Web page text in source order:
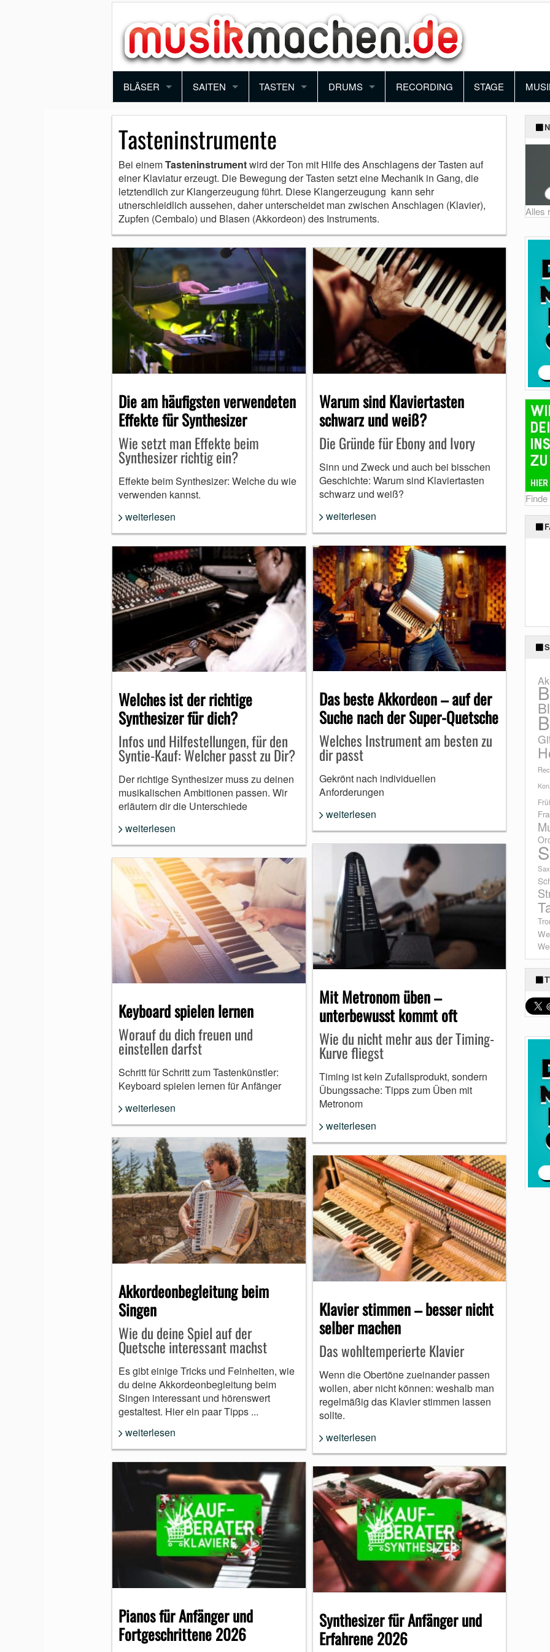
BLÄSER
TROMPETE
POSAUNE
SAXOPHON
KLARINETTE
QUERFLÖTE
BLOCKFLÖTE
MUNDHARMONIKA
SAITEN
VIOLINE
BRATSCHE
E-GITARRE
AKUSTIK GITARRE
E-BASS
HARFE
TASTEN
PIANO
KEYBOARD
SYNTHESIZER
AKKORDEON
DRUMS
SCHLAGZEUG
RECORDING STAGE
FUN
Tasteninstrumente
Bei einemTasteninstrumentwird der Ton mit Hilfe des Anschlagens der Tasten auf
einer Klaviatur erzeugt. Die Bewegung der Tasten setzt eine Mechanik in Gang, die
letztendlich zur Klangerzeugung führt. Diese Klangerzeugung kann sehr
utnerschleidlich aussehen, daher unterscheidet man zwischen Anschlagen (Klavier),
Zupfen (Cembalo) und Blasen (Akkordeon) des Instruments.
Die am häufigsten verwendeten
Effekte für Synthesizer
Wie setzt man Effekte beim
Synthesizer richtig ein?
Effekte beim Synthesizer: Welche du wie
verwenden kannst.
weiterlesen
Welches ist der richtige
Synthesizer für dich?
Infos und Hilfestellungen, für den
Syntie-Kauf: Welcher passt zu Dir?
Der richtige Synthesizer muss zu deinen
musikalischen Ambitionen passen. Wir
erläutern dir die Unterschiede
weiterlesen
Keyboard spielen lernen
Worauf du dich freuen und
einstellen darfst
Schritt für Schritt zum Tastenkünstler:
Keyboard spielen lernen für Anfänger
weiterlesen
Akkordeonbegleitung beim
Singen
Wie du deine Spiel auf der
Quetsche interessant machst
Es gibt einige Tricks und Feinheiten, wie
du deine Akkordeonbegleitung beim
Singen interessant und hörenswert
gestaltest. Hier ein paar Tipps ...
weiterlesen
Pianos für Anfänger und
Fortgeschrittene 2026
Warum sind Klaviertasten
schwarz und weiß?
Die Gründe für Ebony and Ivory
Sinn und Zweck und auch bei bisschen
Geschichte: Warum sind Klaviertasten
schwarz und weiß?
weiterlesen
Das beste Akkordeon – auf der
Suche nach der Super-Quetsche
Welches Instrument am besten zu
dir passt
Gekrönt nach individuellen
Anforderungen
weiterlesen
Mit Metronom üben –
unterbewusst kommt oft
Wie du nicht mehr aus der Timing-
Kurve fliegst
Timing ist kein Zufallsprodukt, sondern
Übungssache: Tipps zum Üben mit
Metronom
weiterlesen
Klavier stimmen – besser nicht
selber machen
Das wohltemperierte Klavier
Wenn die Obertöne zueinander passen
wollen, aber nicht können: weshalb man
regelmäßig das Klavier stimmen lassen
sollte.
weiterlesen
Synthesizer für Anfänger und
Erfahrene 2026
Alles